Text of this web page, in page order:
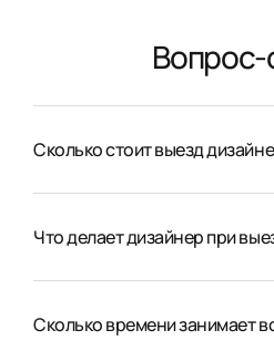
Вопрос-
Сколько стоит выезд
Что делает дизайнер при
Сколько времени занимает